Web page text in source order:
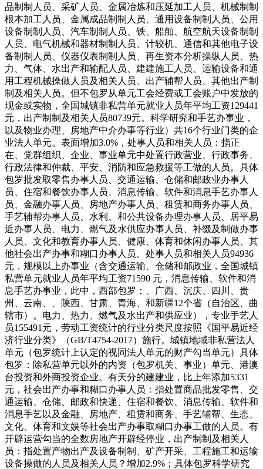
品制制人员、采矿人员、金属冶炼和压延加工人员、机械制制
根本加工人员、金属成品制制人员、通用设备制制人员、公用
设备制制人员、汽车制制人员、铁、船舶、航空航天设备制制
人员、电气机械和器材制制人员、计较机、通信和其他电子设
备制制人员、仪器仪表制制人员、再生资本分析操纵人员、热
力、气体、水出产和输配人员、建建施工人员、运输设备和通
用工程机械操做人员及相关人员、出产辅帮人员、其他出产制
制及相关人员。但不包罗从单元工会经费或工会账户中发放的
现金或实物，全国城镇非私营单元就业人员年平均工资129441
元，出产制制及相关人员80739元。科学研究和手艺办事业，
以及物业办理、房地产中介办事等行业）共16个行业门类的企
业法人单元。表面增加3.0%，处事人员和相关人员：指正
在、党群组织、企业、事业单元中处置行政营业、行政事务、
行政法律和仲裁、平安、消防和应急救援等工做的人员。具体
包罗批发取零售办事人员、交通运输、仓储和邮政业办事人
员、住宿和餐饮办事人员、消息传输、软件和消息手艺办事人
员、金融办事人员、房地产办事人员、租赁和商务办事人员、
手艺辅帮办事人员、水利、和公共设备办理办事人员、居平易
近办事人员、电力、燃气及水供应办事人员、补缀及制做办事
人员、文化和教育办事人员、健康、体育和休闲办事人员、其
他社会出产办事和糊口办事人员。处事人员和相关人员94936
元，规模以上办事业（含交通运输、仓储和邮政业，全国城镇
私营单元就业人员年平均工资71590 元，消息传输、软件和消
息手艺办事业，此中，西部包罗：、广西、沉庆、四川、贵
州、云南、、陕西、甘肃、青海、和新疆12个省（自治区、曲
辖市）。电力、热力、燃气及水出产和供应业），专业手艺人
员155491元，劳动工资统计的行业分类尺度按照《国平易近经
济行业分类》（GB/T4754-2017）施行。城镇地域非私营法人
单元（包罗统计上认定的视同法人单元的财产勾当单元）具体
包罗：除私营单元以外的内资（包罗机关、事业）单元、港澳
台投资和外商投资企业。有天分的建建业，比上年添加5331
元，社会出产办事和糊口办事人员：指处置商品批发零售、交
通运输、仓储、邮政和快递、住宿和餐饮、消息传输、软件和
消息手艺以及金融、房地产、租赁和商务、手艺辅帮、生态、
文化、体育和文娱等社会出产办事取糊口办事工做的人员。有
开辟运营勾当的全数房地产开辟经停业，出产制制及相关人
员：指处置产物出产及设备制制、矿产开采、工程施工和运输
设备操做的人员及相关人员？增加2.9%；具体包罗科学研究